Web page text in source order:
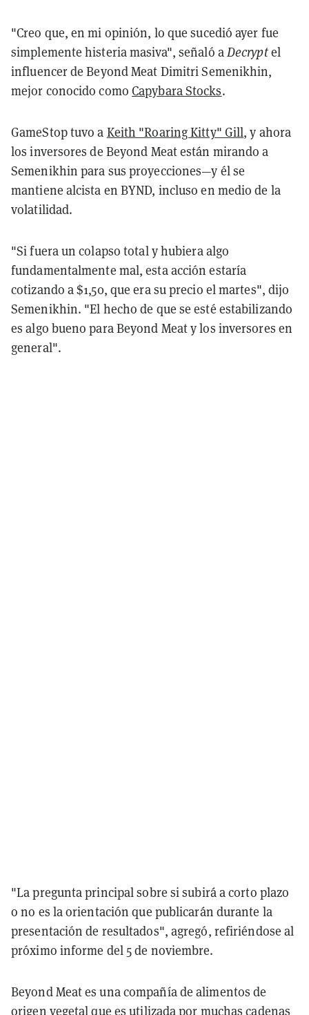
"Creo que, en mi opinión, lo que sucedió ayer fue
simplemente histeria masiva", señaló aDecryptel
influencer de Beyond Meat Dimitri Semenikhin,
mejor conocido comoCapybara Stocks.
GameStop tuvo a Keith "Roaring Kitty" Gill, y ahora
los inversores de Beyond Meat están mirando a
Semenikhin para sus proyecciones—y él se
mantiene alcista en BYND, incluso en medio de la
volatilidad.
"Si fuera un colapso total y hubiera algo
fundamentalmente mal, esta acción estaría
cotizando a $1,50, que era su precio el martes", dijo
Semenikhin. "El hecho de que se esté estabilizando
es algo bueno para Beyond Meat y los inversores en
general".
"La pregunta principal sobre si subirá a corto plazo
o no es la orientación que publicarán durante la
presentación de resultados", agregó, refiriéndose al
próximo informe del 5 de noviembre.
Beyond Meat es una compañía de alimentos de
origen vegetal que es utilizada por muchas cadenas